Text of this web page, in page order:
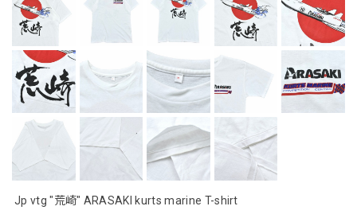
Jp vtg "荒崎" ARASAKI kurts marine T-shirt